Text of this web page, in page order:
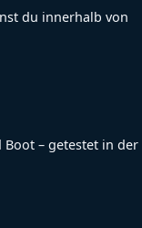
du innerhalb von
– getestet in der